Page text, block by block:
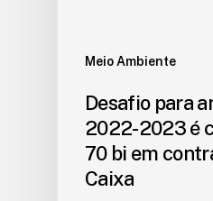
Meio Ambiente
Desafio para
2022-2023 é
70 bi em
Caixa